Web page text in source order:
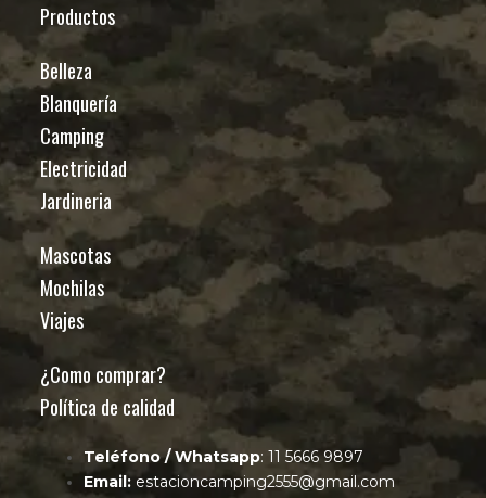
Productos
Belleza
Blanquería
Camping
Electricidad
Jardineria
Mascotas
Mochilas
Viajes
¿Como comprar?
Política de calidad
Teléfono / Whatsapp: 11 5666 9897
Email: estacioncamping2555@gmail.com